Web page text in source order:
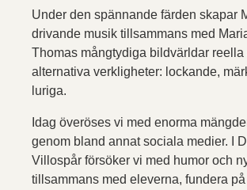
Under den spännande färden skapar
drivande musik tillsammans med
Thomas mångtydiga bildvärldar reella
alternativa verkligheter: lockande,
luriga.
Idag överöses vi med enorma
genom bland annat sociala medier. I
Villospår försöker vi med humor och
tillsammans med eleverna, fundera